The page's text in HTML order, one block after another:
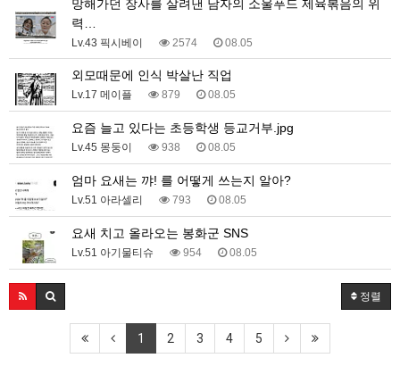
망해가던 장사를 살려낸 남자의 소울푸드 제육볶음의 위
력…
Lv.43 픽시베이 2574 08.05
외모때문에 인식 박살난 직업
Lv.17 메이플 879 08.05
요즘 늘고 있다는 초등학생 등교거부.jpg
Lv.45 몽둥이 938 08.05
엄마 요새는 꺄! 를 어떻게 쓰는지 알아?
Lv.51 아라셀리 793 08.05
요새 치고 올라오는 봉화군 SNS
Lv.51 아기물티슈 954 08.05
정렬
1 2 3 4 5